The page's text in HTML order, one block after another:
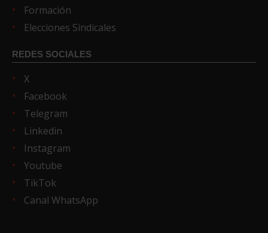
Formación
Elecciones Sindicales
REDES SOCIALES
X
Facebook
Telegram
Linkedin
Instagram
Youtube
TikTok
Canal WhatsApp